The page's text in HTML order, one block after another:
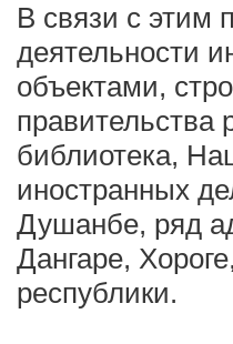
В связи с этим
деятельности
объектами,
правительства
библиотека,
иностранных
Душанбе, ряд
Дангаре,
республики.